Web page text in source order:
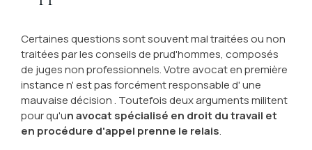
Certaines questions sont souvent mal traitées ou non
traitées par les conseils de prud'hommes, composés
de juges non professionnels. Votre avocat en première
instance n' est pas forcément responsable d' une
mauvaise décision . Toutefois deux arguments militent
pour qu'un avocat spécialisé en droit du travail et
en procédure d'appel prenne le relais.